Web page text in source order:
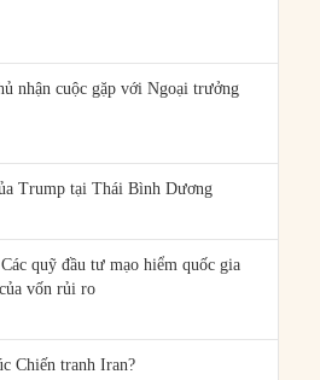
nhận cuộc gặp với Ngoại trưởng
Trump tại Thái Bình Dương
quỹ đầu tư mạo hiểm quốc gia
vốn rủi ro
Chiến tranh Iran?